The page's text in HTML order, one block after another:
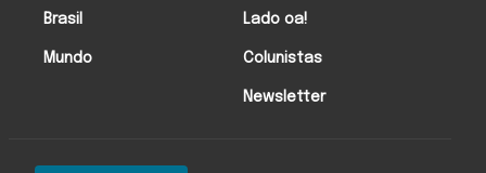
Brasil
Mundo
Lado oa!
Colunistas
Newsletter